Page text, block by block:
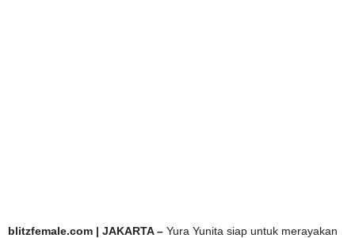
blitzfemale.com | JAKARTA – Yura Yunita siap untuk merayakan